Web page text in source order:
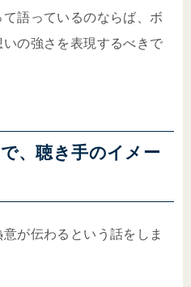
語っているのならば、ボ
の強さを表現するべきで
、聴き手のイメー
が伝わるという話をしま